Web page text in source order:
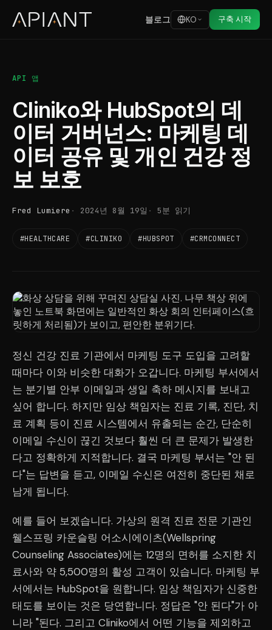
블로그 KO 구축 시작
API 앱
Cliniko와 HubSpot의 데
이터 거버넌스: 마케팅 데
이터 공유 및 개인 건강 정
보 보호
Fred Lumiere 2024년 8월 19일 5분 읽기
#HEALTHCARE #CLINIKO #HUBSPOT #CRMCONNECT
정신 건강 진료 기관에서 마케팅 도구 도입을 고려할
때마다 이와 비슷한 대화가 오갑니다. 마케팅 부서에서
는 분기별 안부 이메일과 생일 축하 메시지를 보내고
싶어 합니다. 하지만 임상 책임자는 진료 기록, 진단, 치
료 계획 등이 진료 시스템에서 유출되는 순간, 단순히
이메일 수신이 끊긴 것보다 훨씬 더 큰 문제가 발생한
다고 정확하게 지적합니다. 결국 마케팅 부서는 "안 된
다"는 답변을 듣고, 이메일 수신은 여전히 중단된 채로
남게 됩니다.
예를 들어 보겠습니다. 가상의 원격 진료 전문 기관인
웰스프링 카운슬링 어소시에이츠(Wellspring
Counseling Associates)에는 12명의 면허를 소지한 치
료사와 약 5,500명의 활성 고객이 있습니다. 마케팅 부
서에서는 HubSpot을 원합니다. 임상 책임자가 신중한
태도를 보이는 것은 당연합니다. 정답은 "안 된다"가 아
니라 "된다. 그리고 Cliniko에서 어떤 기능을 제외하고